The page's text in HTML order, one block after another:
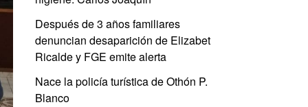
Después de 3 años familiares
denuncian desaparición de Elizabet
Ricalde y FGE emite alerta
Nace la policía turística de Othón P.
Blanco